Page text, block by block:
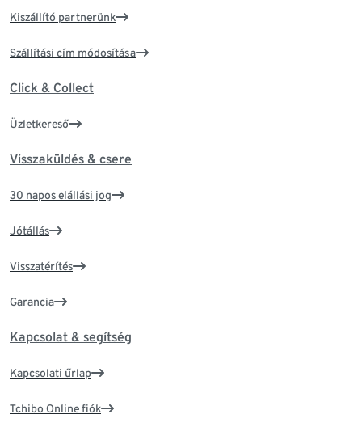
Kiszállító partnerünk
Szállítási cím módosítása
Click & Collect
Üzletkereső
Visszaküldés & csere
30 napos elállási jog
Jótállás
Visszatérítés
Garancia
Kapcsolat & segítség
Kapcsolati űrlap
Tchibo Online fiók